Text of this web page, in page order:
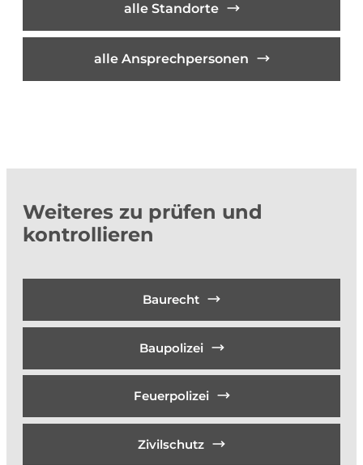
alle Standorte
alle Ansprechpersonen
Weiteres zu prüfen und
kontrollieren
Baurecht
Baupolizei
Feuerpolizei
Zivilschutz